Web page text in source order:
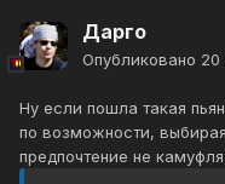
Дарго
Опубликовано 20
Ну если пошла такая
по возможности,
предпочтение не